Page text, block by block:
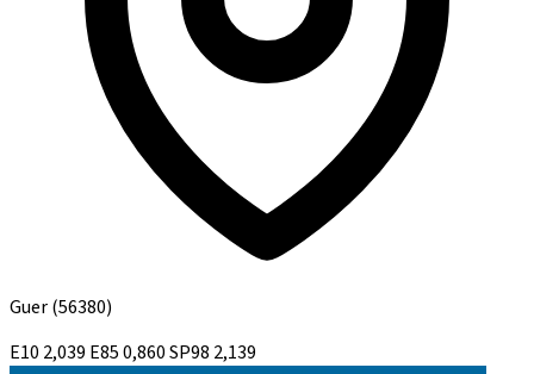
Guer(56380)
E10 2,039 E850,860SP98 2,139